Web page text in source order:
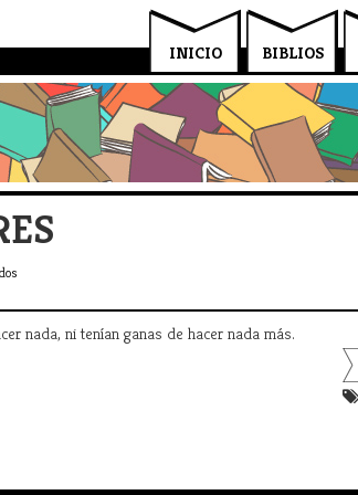
BIBLIOS
INICIO
nada, ni tenían ganas de hacer nada más.